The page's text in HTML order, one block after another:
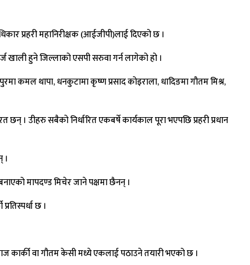
प्रहरी महानिरीक्षक (आईजीपी)लाई दिएको छ ।
खाली हुने जिल्लाको एसपी सरुवा गर्न लागेको हो ।
कमल थापा, धनकुटामा कृष्ण प्रसाद कोइराला, धादिङमा गौतम मिश्र,
। उीहरु सबैको निर्धारित एकबर्षे कार्यकाल पूरा भएपछि प्रहरी प्रधान
।
मापदण्ड मिचेर जाने पक्षमा छैनन् ।
छ ।
कार्की वा गौतम केसी मध्ये एकलाई पठाउने तयारी भएको छ ।